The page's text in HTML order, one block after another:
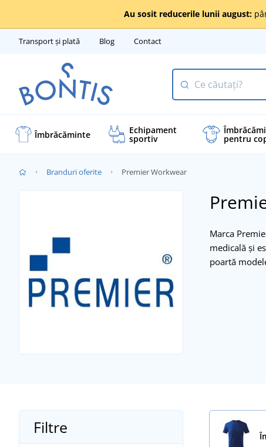
Au sosit reducerile lunii august:
Transport și plată Blog Contact
Îmbrăcăminte Echipament
sportiv pentru
Branduri oferite Premier Workwear
Marca
medicală și
poartă
Filtre